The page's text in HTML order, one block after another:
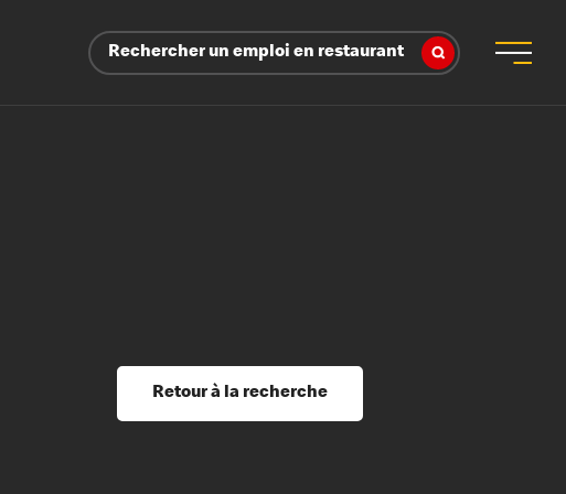
Rechercher un emploi en restaurant
Apprentissage et perfectionnement
Les Arches du savoirRetour à la recherche